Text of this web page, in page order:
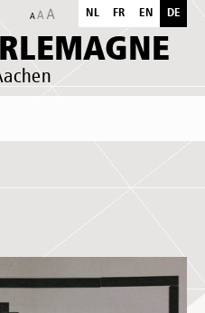
NL FR EN DE